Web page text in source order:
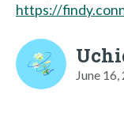
https://
June